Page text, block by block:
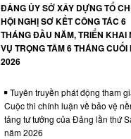
ĐẢNG ỦY SỞ XÂY DỰNG TỔ
HỘI NGHỊ SƠ KẾT CÔNG TÁC 6
THÁNG ĐẦU NĂM, TRIỂN KHAI
VỤ TRỌNG TÂM 6 THÁNG CUỐI
2026
Tuyên truyền phát động tham
Cuộc thi chính luận về bảo vệ
tảng tư tưởng của Đảng lần thứ
năm 2026